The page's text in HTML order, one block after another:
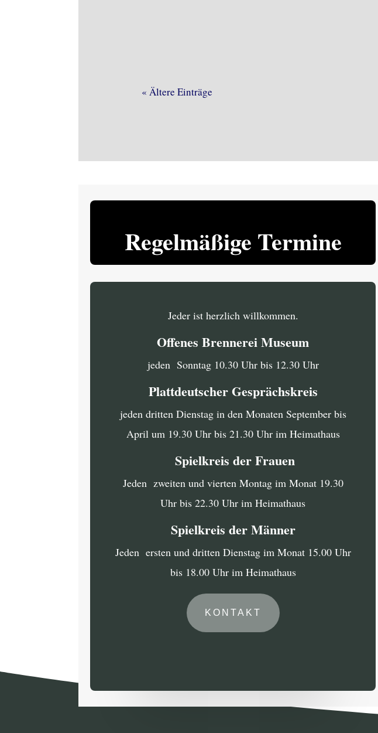
« Ältere Einträge
Regelmäßige Termine
Jeder ist herzlich willkommen.
Offenes Brennerei Museum
jeden Sonntag 10.30 Uhr bis 12.30 Uhr
Plattdeutscher Gesprächskreis
jeden dritten Dienstag in den Monaten September bis
April um 19.30 Uhr bis 21.30 Uhr im Heimathaus
Spielkreis der Frauen
Jeden zweiten und vierten Montag im Monat 19.30
Uhr bis 22.30 Uhr im Heimathaus
Spielkreis der Männer
Jeden ersten und dritten Dienstag im Monat 15.00 Uhr
bis 18.00 Uhr im Heimathaus
KONTAKT